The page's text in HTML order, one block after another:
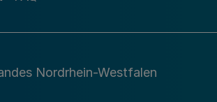
Nordrhein-Westfalen